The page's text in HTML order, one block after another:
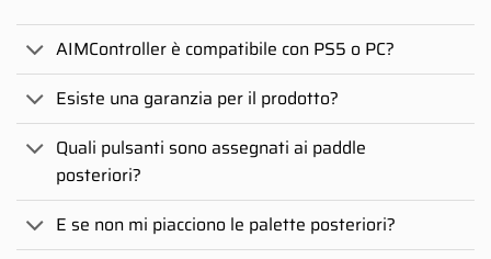
AIMController è compatibile con PS5 o PC?
Esiste una garanzia per il prodotto?
Quali pulsanti sono assegnati ai paddle
posteriori?
E se non mi piacciono le palette posteriori?